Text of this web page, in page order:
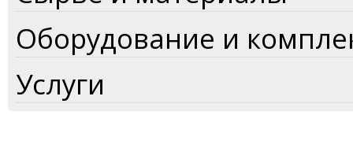
Оборудование и
Услуги